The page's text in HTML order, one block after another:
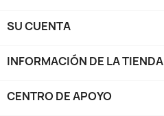
SU CUENTA
INFORMACIÓN DE LA TIENDA
CENTRO DE APOYO